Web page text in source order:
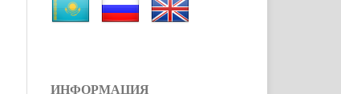
ИНФОРМАЦИЯ